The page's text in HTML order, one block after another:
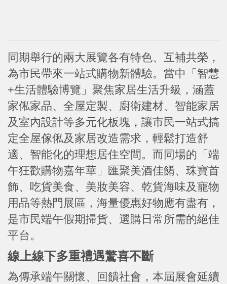
同期舉行的兩大展覽各有特色、互補共榮，
為市民帶來一站式購物新體驗。當中「智慧
+生活體驗博覽」聚焦家居生活升級，涵蓋
家俬家品、全屋定製、廚衛建材、智能家居
及室內設計等多元化板塊，讓市民一站式搞
定全屋傢俬及家居改造需求，輕鬆打造舒
適、智能化的理想居住空間。而同場的「端
午狂歡購物嘉年華」匯聚美酒佳餚、珠寶首
飾、吃貨美食、美妝美容、乾貨海味及寵物
用品等熱門展區，海量優惠好物應有盡有，
是市民端午假期掃貨、選購日常所需的絕佳
平台。
線上線下多重禮遇驚喜不斷
為傳承端午關懷、回饋社會，本屆展會延續